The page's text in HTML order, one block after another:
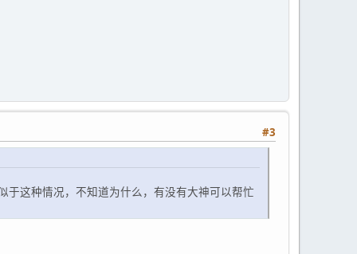
#3
这种情况，不知道为什么，有没有大神可以帮忙